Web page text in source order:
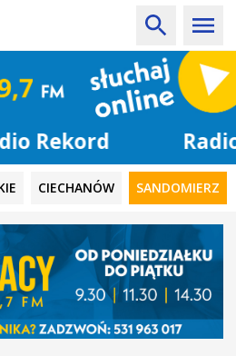
CIECHANÓW SANDOMIERZ